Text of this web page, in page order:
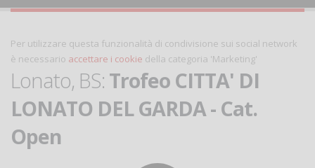
Per utilizzare questa funzionalità di condivisione sui social network
è necessario accettare i cookie della categoria 'Marketing'
Lonato, BS: Trofeo CITTA' DI
LONATO DEL GARDA - Cat.
Open